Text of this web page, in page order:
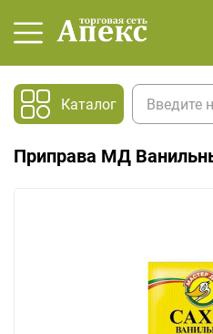
Каталог
Приправа МД